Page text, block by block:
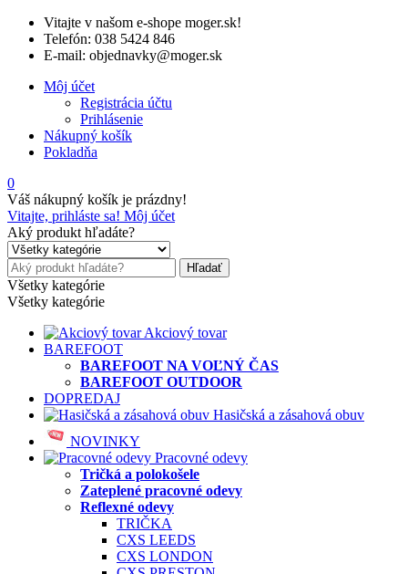
Vitajte v našom e-shope moger.sk!
Telefón: 038 5424 846
E-mail: objednavky@moger.sk
Môj účet
Registrácia účtu
Prihlásenie
Nákupný košík
Pokladňa
0
Váš nákupný košík je prázdny!
Vitajte, prihláste sa! Môj účet
Aký produkt hľadáte?
Hľadať
Všetky kategórie
Všetky kategórie
Akciový tovar
BAREFOOT
BAREFOOT NA VOĽNÝ ČAS
BAREFOOT OUTDOOR
DOPREDAJ
Hasičská a zásahová obuv
NOVINKY
Pracovné odevy
Tričká a polokošele
Zateplené pracovné odevy
Reflexné odevy
TRIČKA
CXS LEEDS
CXS LONDON